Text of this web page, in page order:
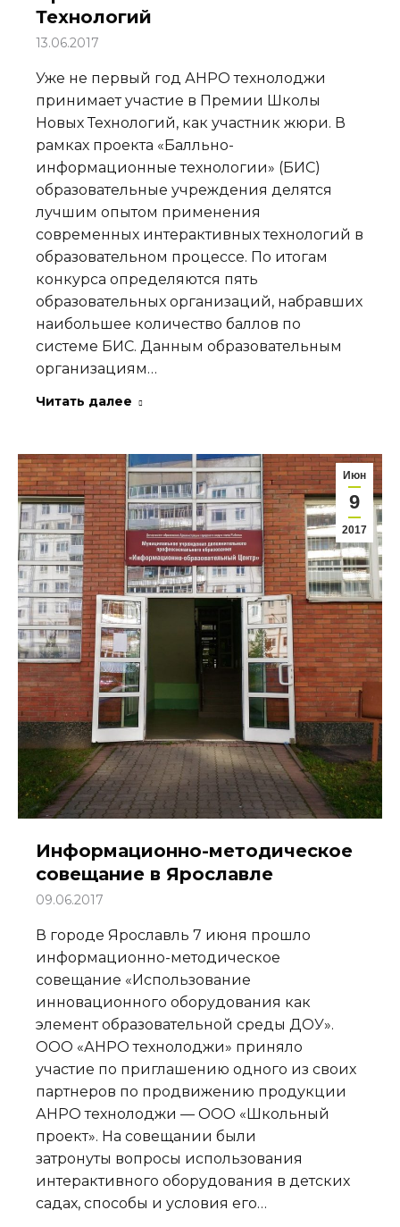
Технологий
13.06.2017
Уже не первый год АНРО технолоджи
принимает участие в Премии Школы
Новых Технологий, как участник жюри. В
рамках проекта «Балльно-
информационные технологии» (БИС)
образовательные учреждения делятся
лучшим опытом применения
современных интерактивных технологий в
образовательном процессе. По итогам
конкурса определяются пять
образовательных организаций, набравших
наибольшее количество баллов по
системе БИС. Данным образовательным
организациям…
Читать далее
Июн
9
2017
Информационно-методическое
совещание в Ярославле
09.06.2017
В городе Ярославль 7 июня прошло
информационно-методическое
совещание «Использование
инновационного оборудования как
элемент образовательной среды ДОУ».
ООО «АНРО технолоджи» приняло
участие по приглашению одного из своих
партнеров по продвижению продукции
АНРО технолоджи — ООО «Школьный
проект». На совещании были
затронуты вопросы использования
интерактивного оборудования в детских
садах, способы и условия его…